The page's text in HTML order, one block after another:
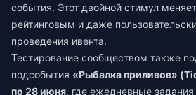
события. Этот двойной стимул
рейтинговым и даже
проведения ивента.
Тестирование сообществом также
подсобытия «Рыбалка приливов»
по 28 июня, где ежедневные